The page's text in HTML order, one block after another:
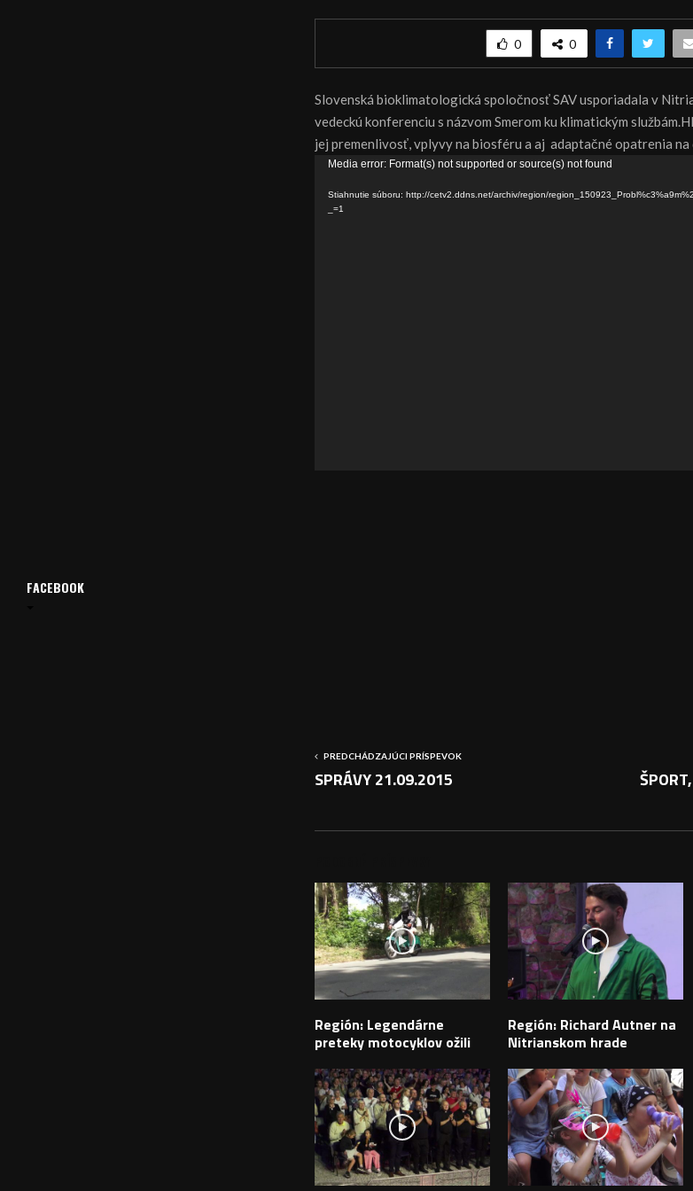
0 0
Slovenská bioklimatologická spoločnosť SAV usporiadala v
vedeckú konferenciu s názvom Smerom ku klimatickým
jej premenlivosť, vplyvy na biosféru a aj adaptačné opatrenia na
Media error: Format(s) not supported or source(s) not found
Stiahnutie súboru: http://cetv2.ddns.net/archiv/region/
_=1
PREDCHÁDZAJÚCI PRÍSPEVOK
SPRÁVY 21.09.2015
Región: Legendárne
preteky motocyklov ožili
Región: Richard Autner na
Nitrianskom hrade
FACEBOOK